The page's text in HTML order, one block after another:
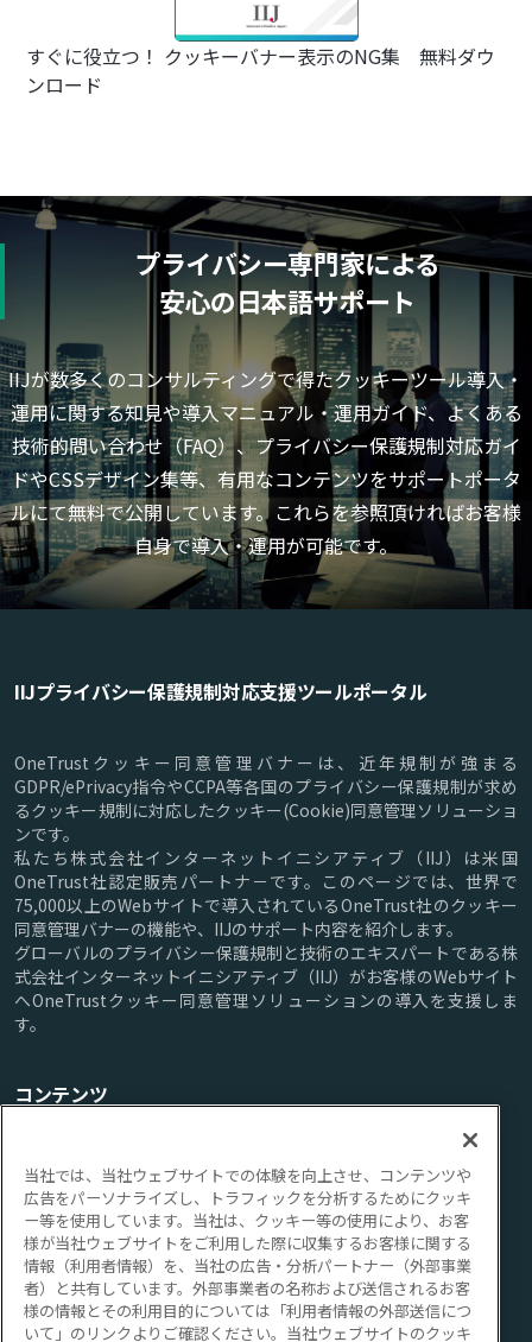
すぐに役立つ！ クッキーバナー表示のNG集 無料ダウ
ンロード
プライバシー専門家による
安心の日本語サポート
IIJが数多くのコンサルティングで得たクッキーツール導入・
運用に関する知見や導入マニュアル・運用ガイド、よくある
技術的問い合わせ（FAQ）、プライバシー保護規制対応ガイ
ドやCSSデザイン集等、有用なコンテンツをサポートポータ
ルにて無料で公開しています。これらを参照頂ければお客様
自身で導入・運用が可能です。
IIJプライバシー保護規制対応支援ツールポータル
OneTrustクッキー同意管理バナーは、近年規制が強まる
GDPR/ePrivacy指令やCCPA等各国のプライバシー保護規制が求め
るクッキー規制に対応したクッキー(Cookie)同意管理ソリューショ
ンです。
私たち株式会社インターネットイニシアティブ（IIJ）は米国
OneTrust社認定販売パートナ－です。このページでは、世界で
75,000以上のWebサイトで導入されているOneTrust社のクッキー
同意管理バナーの機能や、IIJのサポート内容を紹介します。
グローバルのプライバシー保護規制と技術のエキスパートである株
式会社インターネットイニシアティブ（IIJ）がお客様のWebサイト
へOneTrustクッキー同意管理ソリューションの導入を支援しま
す。
コンテンツ
TOP 機能 サポート FAQ ご購入方法/料金
ご利用にあたって
このサイトについて
個人情報の取り扱いについて
IIJについて
当社では、当社ウェブサイトでの体験を向上させ、コンテンツや
広告をパーソナライズし、トラフィックを分析するためにクッキ
ー等を使用しています。当社は、クッキー等の使用により、お客
様が当社ウェブサイトをご利用した際に収集するお客様に関する
情報（利用者情報）を、当社の広告・分析パートナー（外部事業
者）と共有しています。外部事業者の名称および送信されるお客
様の情報とその利用目的については「利用者情報の外部送信につ
いて」のリンクよりご確認ください。当社ウェブサイトのクッキ